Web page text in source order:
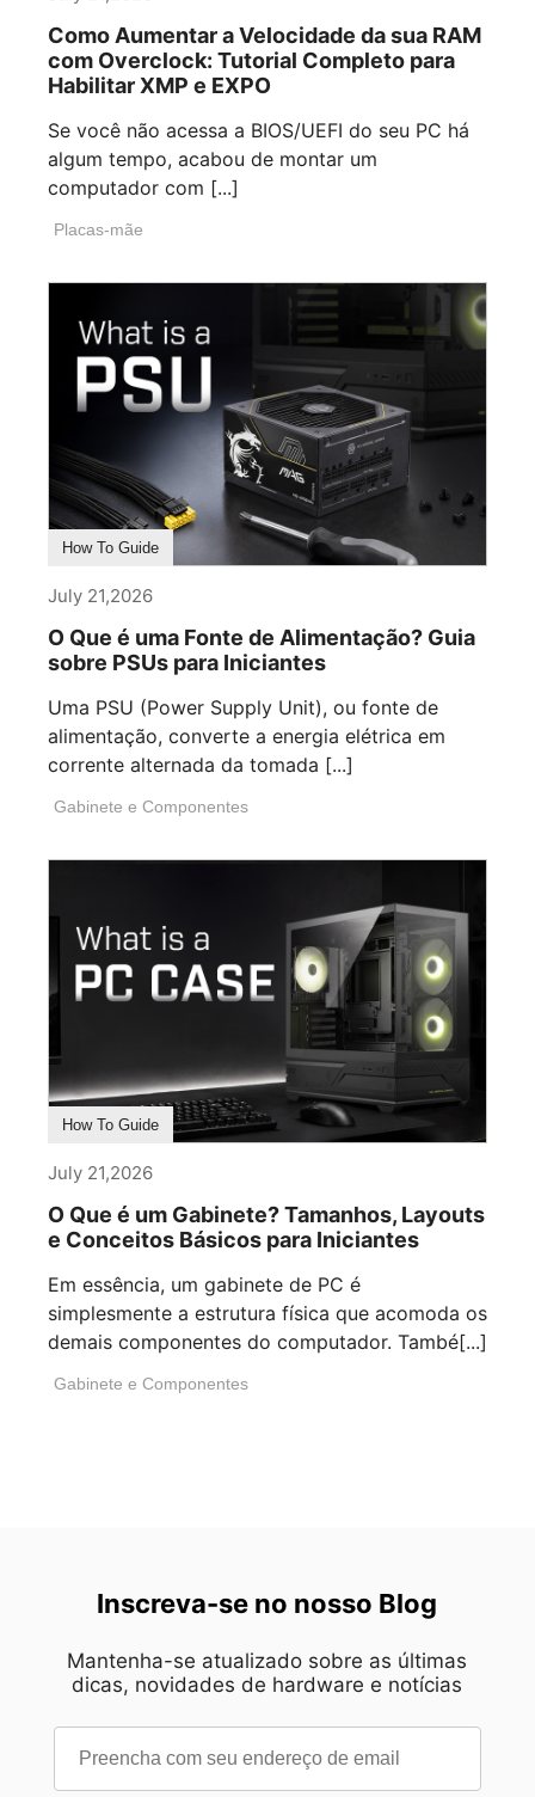
Como Aumentar a Velocidade da sua RAM
com Overclock: Tutorial Completo para
Habilitar XMP e EXPO
Se você não acessa a BIOS/UEFI do seu PC há
algum tempo, acabou de montar um
computador com [...]
Placas-mãe
How To Guide
July 21,2026
O Que é uma Fonte de Alimentação? Guia
sobre PSUs para Iniciantes
Uma PSU (Power Supply Unit), ou fonte de
alimentação, converte a energia elétrica em
corrente alternada da tomada [...]
Gabinete e Componentes
How To Guide
July 21,2026
O Que é um Gabinete? Tamanhos, Layouts
e Conceitos Básicos para Iniciantes
Em essência, um gabinete de PC é
simplesmente a estrutura física que acomoda os
demais componentes do computador. També[...]
Gabinete e Componentes
Inscreva-se no nosso Blog
Mantenha-se atualizado sobre as últimas
dicas, novidades de hardware e notícias